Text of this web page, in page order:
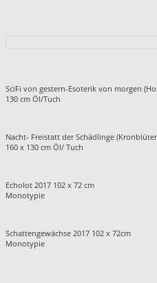
SciFi von gestern-Esoterik von morgen
130 cm Öl/Tuch
Nacht- Freistatt der Schädlinge
160 x 130 cm Öl/ Tuch
Echolot 2017 102 x 72 cm
Monotypie
Schattengewächse 2017 102 x 72cm
Monotypie